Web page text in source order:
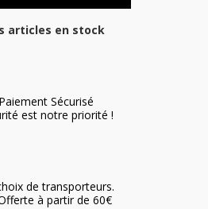
articles en stock
Sécurisé
est notre priorité !
de transporteurs.
à partir de 60€